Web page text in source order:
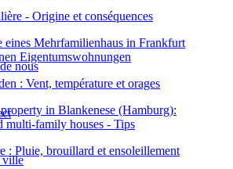
nous
ville
- Origine et conséquences
: Vent, température et orages
: Pluie, brouillard et ensoleillement